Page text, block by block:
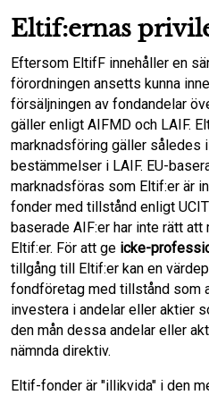
Eltif:ernas
Eftersom EltifF innehåller en
förordningen ansetts kunna
försäljningen av fondandelar
gäller enligt AIFMD och LAIF.
marknadsföring gäller således
bestämmelser i LAIF. EU-
marknadsföras som Eltif:er är
fonder med tillstånd enligt
baserade AIF:er har inte rätt
Eltif:er. För att ge icke-
tillgång till Eltif:er kan en
fondföretag med tillstånd som
investera i andelar eller aktier
den mån dessa andelar eller
nämnda direktiv.
Eltif-fonder är "illikvida" i den